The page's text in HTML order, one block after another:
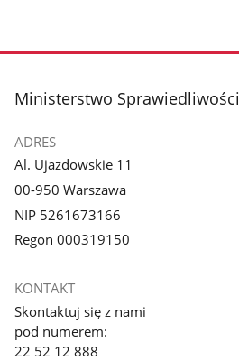
stopka
Ministerstwo Sprawiedliwości
ADRES
Al. Ujazdowskie 11
00-950 Warszawa
NIP 5261673166
Regon 000319150
KONTAKT
Skontaktuj się z nami
pod numerem:
22 52 12 888